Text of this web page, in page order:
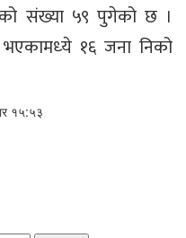
संख्या ५९ पुगेको छ ।
भएकामध्‍ये १६ जना निको
१५:५३